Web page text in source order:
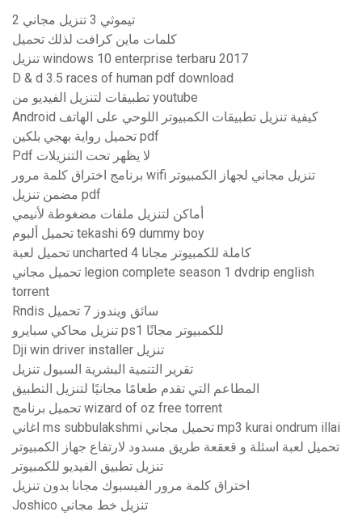
2 تيموثي 3 تنزيل مجاني
كلمات ماين كرافت لذلك تحميل
تنزيل windows 10 enterprise terbaru 2017
D & d 3.5 races of human pdf download
تطبيقات لتنزيل الفيديو من youtube
Android كيفية تنزيل تطبيقات الكمبيوتر اللوحي على الهاتف
تحميل رواية بهجي بلكين pdf
Pdf لا يظهر تحت التنزيلات
برنامج اختراق كلمة مرور wifi تنزيل مجاني لجهاز الكمبيوتر
مضمن تنزيل pdf
أماكن لتنزيل ملفات مضغوطة لأنيمي
تحميل ألبوم tekashi 69 dummy boy
تحميل لعبة uncharted 4 كاملة للكمبيوتر مجانا
تحميل مجاني legion complete season 1 dvdrip english
torrent
Rndis سائق ويندوز 7 تحميل
تنزيل محاكي سبايرو ps1 للكمبيوتر مجانًا
Dji win driver installer تنزيل
تقرير التنمية البشرية السيول تنزيل
المطاعم التي تقدم طعامًا مجانيًا لتنزيل التطبيق
تحميل برنامج wizard of oz free torrent
اغاني ms subbulakshmi تحميل مجاني mp3 kurai ondrum illai
تحميل لعبة اسئلة و قعقعة طريق مسدود لارتفاع جهاز الكمبيوتر
تنزيل تطبيق الفيديو للكمبيوتر
اختراق كلمة مرور الفيسبوك مجانا بدون تنزيل
Joshico تنزيل خط مجاني